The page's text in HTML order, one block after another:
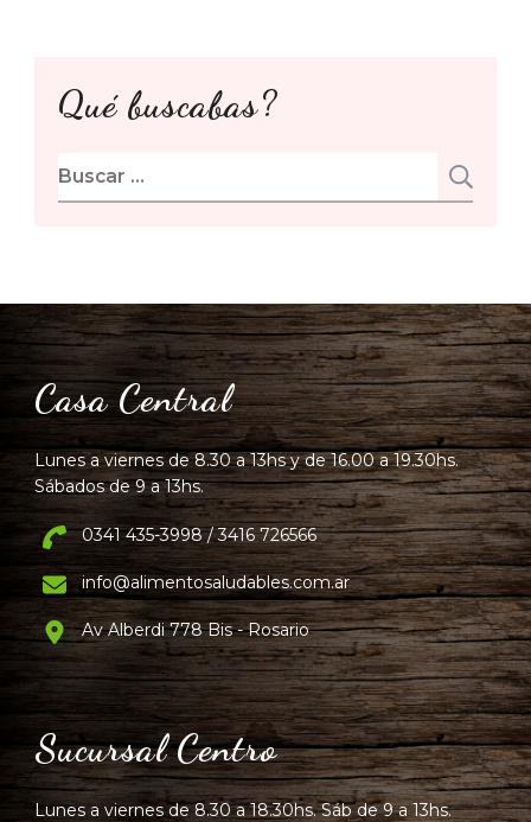
Qué buscabas?
Buscar:
Casa Central
Lunes a viernes de 8.30 a 13hs y de 16.00 a 19.30hs.
Sábados de 9 a 13hs.
0341 435-3998 / 3416 726566
info@alimentosaludables.com.ar
Av Alberdi 778 Bis - Rosario
Sucursal Centro
Lunes a viernes de 8.30 a 18.30hs. Sáb de 9 a 13hs.